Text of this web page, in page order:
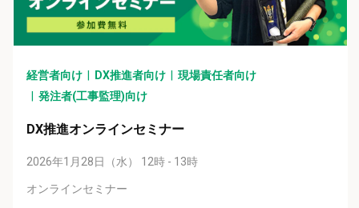
経営者向け DX推進者向け
現場責任者向け
発注者(工事監理)向け
DX推進オンラインセミナー
2026年1月28日（水） 12時 - 13時
オンラインセミナー